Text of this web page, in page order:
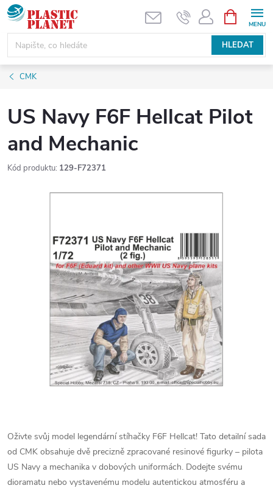
Přejít
na
obsah
HLEDAT
NÁKUPNÍ
KOŠÍK
CMK
US Navy F6F Hellcat Pilot
and Mechanic
Kód produktu: 129-F72371
Oživte svůj model legendární stíhačky F6F Hellcat! Tato detailní sada
od CMK obsahuje dvě precizně zpracované resinové figurky – pilota
US Navy a mechanika v dobových uniformách. Dodejte svému
dioramatu nebo vystavenému modelu autentickou atmosféru a